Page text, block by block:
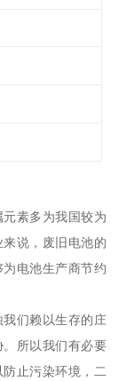
素多为我国较为
说，废旧电池的
电池生产商节约
们赖以生存的庄
所以我们有必要
止污染环境，二